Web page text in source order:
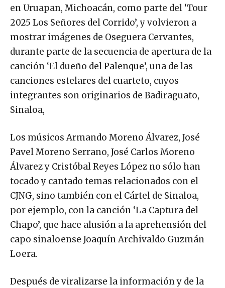
en Uruapan, Michoacán, como parte del ‘Tour
2025 Los Señores del Corrido’, y volvieron a
mostrar imágenes de Oseguera Cervantes,
durante parte de la secuencia de apertura de la
canción ‘El dueño del Palenque’, una de las
canciones estelares del cuarteto, cuyos
integrantes son originarios de Badiraguato,
Sinaloa,
Los músicos Armando Moreno Álvarez, José
Pavel Moreno Serrano, José Carlos Moreno
Álvarez y Cristóbal Reyes López no sólo han
tocado y cantado temas relacionados con el
CJNG, sino también con el Cártel de Sinaloa,
por ejemplo, con la canción ‘La Captura del
Chapo’, que hace alusión a la aprehensión del
capo sinaloense Joaquín Archivaldo Guzmán
Loera.
Después de viralizarse la información y de la